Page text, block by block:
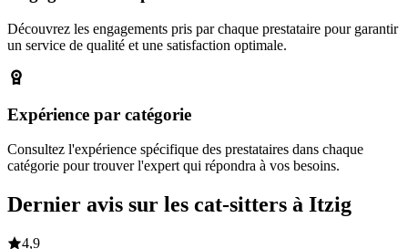
Découvrez les engagements pris par chaque prestataire pour garantir
un service de qualité et une satisfaction optimale.
Expérience par catégorie
Consultez l'expérience spécifique des prestataires dans chaque
catégorie pour trouver l'expert qui répondra à vos besoins.
Dernier avis sur les cat-sitters à Itzig
4,9